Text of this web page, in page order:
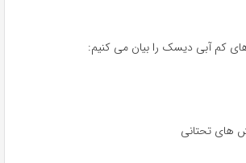
های کم آبی دیسک را بیان می کنیم:
تحتانی